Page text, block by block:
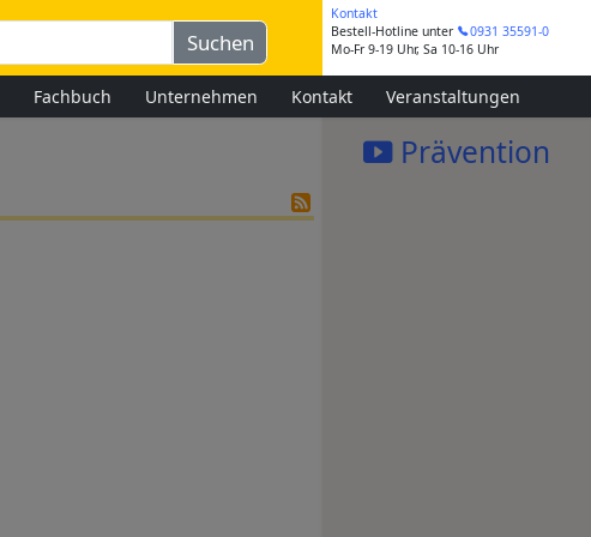
Kontakt
Bestell-Hotline unter
0931 35591-0
Mo-Fr 9-19 Uhr, Sa 10-16 Uhr
Fachbuch Unternehmen Kontakt Veranstaltungen
Prävention